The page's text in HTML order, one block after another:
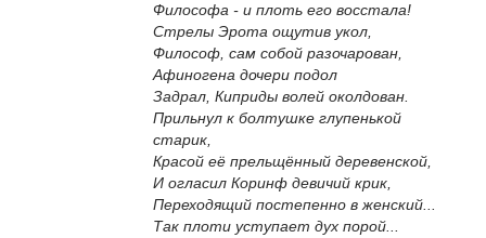
Философа - и плоть его восстала!
Стрелы Эрота ощутив укол,
Философ, сам собой разочарован,
Афиногена дочери подол
Задрал, Киприды волей околдован.
Прильнул к болтушке глупенькой
старик,
Красой её прельщённый деревенской,
И огласил Коринф девичий крик,
Переходящий постепенно в женский...
Так плоти уступает дух порой...